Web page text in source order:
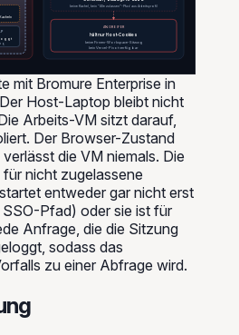
keine Kachel, kein "Alle zulassen"-Pfad aus Arbeitsprofil
ANGREIFER
hält nur Host-Cookies
keine Firmen-Workspace-Sitzung
kein Vercel-Pivot verfügbar
mit Bromure Enterprise in
Host-Laptop bleibt nicht
Arbeits-VM sitzt darauf,
Der Browser-Zustand
die VM niemals. Die
nicht zugelassene
entweder gar nicht erst
Pfad) oder sie ist für
Anfrage, die die Sitzung
sodass das
zu einer Abfrage wird.